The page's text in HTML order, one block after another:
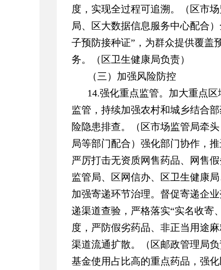
度，实现全过程可追溯。（区市
局、区大数据信息服务中心配合
子预防接种证”，为群众提供覆盖
务。（区卫生健康局负责）
（三）加强风险防控
14.强化重点监管。加大重点
监管，持续加强农村和城乡结合
险隐患排查。（区市场监管局牵
局等部门配合）强化部门协作，
严厉打击无资质网售药品、网售
监管局、区网信办、区卫生健康
加强寄递环节治理。督促寄递企
递渠道查验，严格落实“实名收寄
度，严防假劣药品、非正当用途
渠道流通扩散。（区邮政管理局
基金使用占比高的重点药品，强